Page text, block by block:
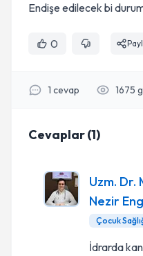
Endişe edilecek bi
0
1 cevap 1675
Cevaplar(1)
Uzm. Dr.
Nezir
Çocuk
İdrarda